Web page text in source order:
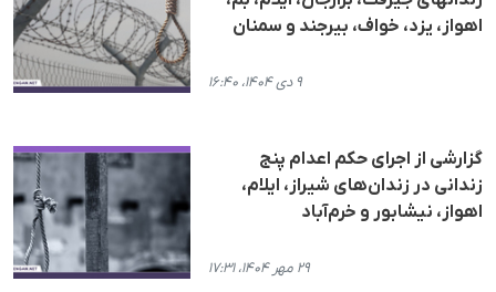
اهواز، یزد، خواف، بیرجند و سمنان
۹ دی ۱۴۰۴، ۱۶:۴۰
گزارشی از اجرای حکم اعدام پنج
زندانی در زندان‌های شیراز، ایلام،
اهواز، نیشابور و خرم‌آباد
۲۹ مهر ۱۴۰۴، ۱۷:۳۱